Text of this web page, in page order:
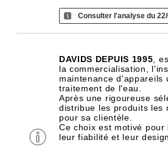
Consulter l'analyse du
DAVIDS DEPUIS 1995 ,
la commercialisation,
maintenance d'appareils
traitement de l'eau.
Après une rigoureuse
distribue les produits les
pour sa clientèle.
Ce choix est motivé pour
leur fiabilité et leur design.